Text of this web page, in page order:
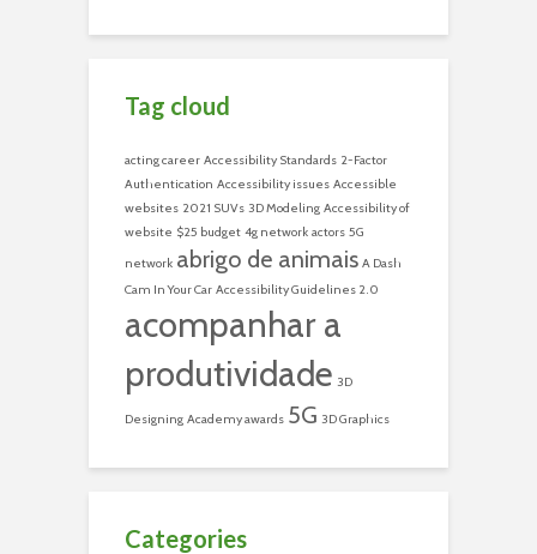
Tag cloud
acting career Accessibility Standards 2-Factor
Authentication Accessibility issues Accessible
websites 2021 SUVs 3D Modeling Accessibility of
website $25 budget 4g network actors 5G
network abrigo de animais A Dash
Cam In Your Car Accessibility Guidelines 2.0
acompanhar a
produtividade 3D
Designing Academy awards 5G 3D Graphics
Categories